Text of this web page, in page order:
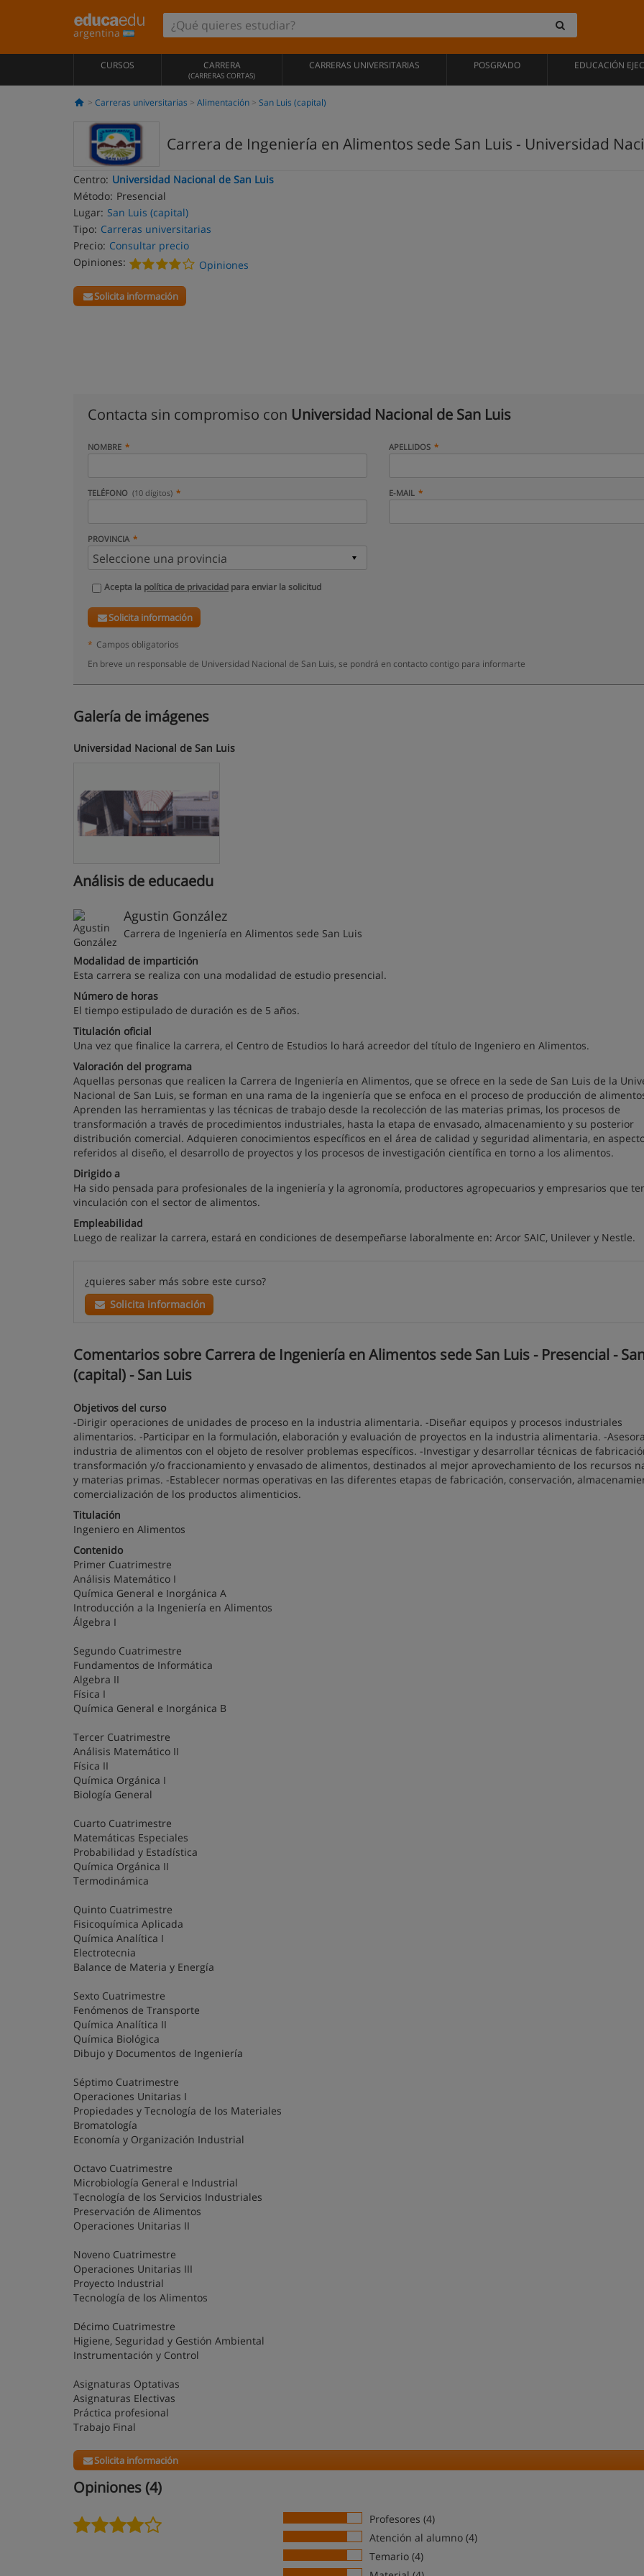
argentina
CURSOS CARRERA
(CARRERAS CORTAS)
CARRERAS UNIVERSITARIAS POSGRADO EDUCACIÓN
Carreras universitarias Alimentación San Luis (capital)
Carrera de Ingeniería en Alimentos sede San Luis - Universidad
Centro: Universidad Nacional de San Luis
Método: Presencial
Lugar: San Luis (capital)
Tipo: Carreras universitarias
Precio: Consultar precio
Opiniones:
Opiniones
Solicita información
Contacta sin compromiso con Universidad Nacional de San Luis
NOMBRE APELLIDOS
TELÉFONO (10 dígitos) E-MAIL
PROVINCIA
Acepta la política de privacidad para enviar la solicitud
Solicita información
* Campos obligatorios
En breve un responsable de Universidad Nacional de San Luis, se pondrá en contacto contigo para informarte
Galería de imágenes
Universidad Nacional de San Luis
Análisis de educaedu
Agustin González
Carrera de Ingeniería en Alimentos sede San Luis
Modalidad de impartición
Esta carrera se realiza con una modalidad de estudio presencial.
Número de horas
El tiempo estipulado de duración es de 5 años.
Titulación oficial
Una vez que finalice la carrera, el Centro de Estudios lo hará acreedor del título de Ingeniero en Alimentos.
Valoración del programa
Aquellas personas que realicen la Carrera de Ingeniería en Alimentos, que se ofrece en la sede de San Luis de la
Nacional de San Luis, se forman en una rama de la ingeniería que se enfoca en el proceso de producción de
Aprenden las herramientas y las técnicas de trabajo desde la recolección de las materias primas, los procesos de
transformación a través de procedimientos industriales, hasta la etapa de envasado, almacenamiento y su posterior
distribución comercial. Adquieren conocimientos específicos en el área de calidad y seguridad alimentaria, en
referidos al diseño, el desarrollo de proyectos y los procesos de investigación científica en torno a los alimentos.
Dirigido a
Ha sido pensada para profesionales de la ingeniería y la agronomía, productores agropecuarios y empresarios que
vinculación con el sector de alimentos.
Empleabilidad
Luego de realizar la carrera, estará en condiciones de desempeñarse laboralmente en: Arcor SAIC, Unilever y Nestle.
¿quieres saber más sobre este curso?
Solicita información
Comentarios sobre Carrera de Ingeniería en Alimentos sede San Luis - Presencial -
(capital) - San Luis
Objetivos del curso
-Dirigir operaciones de unidades de proceso en la industria alimentaria. -Diseñar equipos y procesos industriales
alimentarios. -Participar en la formulación, elaboración y evaluación de proyectos en la industria alimentaria. -
industria de alimentos con el objeto de resolver problemas específicos. -Investigar y desarrollar técnicas de
transformación y/o fraccionamiento y envasado de alimentos, destinados al mejor aprovechamiento de los recursos
y materias primas. -Establecer normas operativas en las diferentes etapas de fabricación, conservación,
comercialización de los productos alimenticios.
Titulación
Ingeniero en Alimentos
Contenido
Primer Cuatrimestre
Análisis Matemático I
Química General e Inorgánica A
Introducción a la Ingeniería en Alimentos
Álgebra I
Segundo Cuatrimestre
Fundamentos de Informática
Algebra II
Física I
Química General e Inorgánica B
Tercer Cuatrimestre
Análisis Matemático II
Física II
Química Orgánica I
Biología General
Cuarto Cuatrimestre
Matemáticas Especiales
Probabilidad y Estadística
Química Orgánica II
Termodinámica
Quinto Cuatrimestre
Fisicoquímica Aplicada
Química Analítica I
Electrotecnia
Balance de Materia y Energía
Sexto Cuatrimestre
Fenómenos de Transporte
Química Analítica II
Química Biológica
Dibujo y Documentos de Ingeniería
Séptimo Cuatrimestre
Operaciones Unitarias I
Propiedades y Tecnología de los Materiales
Bromatología
Economía y Organización Industrial
Octavo Cuatrimestre
Microbiología General e Industrial
Tecnología de los Servicios Industriales
Preservación de Alimentos
Operaciones Unitarias II
Noveno Cuatrimestre
Operaciones Unitarias III
Proyecto Industrial
Tecnología de los Alimentos
Décimo Cuatrimestre
Higiene, Seguridad y Gestión Ambiental
Instrumentación y Control
Asignaturas Optativas
Asignaturas Electivas
Práctica profesional
Trabajo Final
Solicita información
Opiniones (4)
Profesores (4)
Atención al alumno (4)
Temario (4)